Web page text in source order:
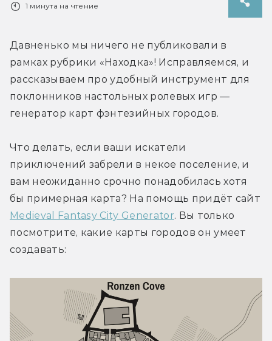
1 минута на чтение
Давненько мы ничего не публиковали в
рамках рубрики «Находка»! Исправляемся, и
рассказываем про удобный инструмент для
поклонников настольных ролевых игр —
генератор карт фэнтезийных городов.
Что делать, если ваши искатели
приключений забрели в некое поселение, и
вам неожиданно срочно понадобилась хотя
Medieval Fantasy City Generator. Вы только
посмотрите, какие карты городов он умеет
создавать: